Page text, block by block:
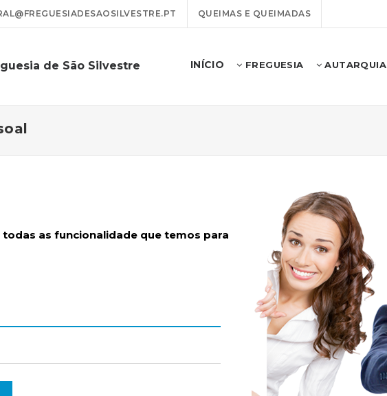
QUEIMAS E QUEIMADAS
de São Silvestre INÍCIO FREGUESIA AUTARQUIA
todas as funcionalidade que temos para